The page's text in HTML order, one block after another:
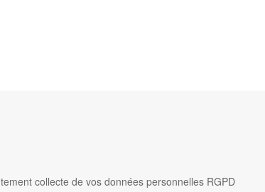
collecte de vos données personnelles RGPD